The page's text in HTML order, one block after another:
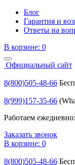
Блог
Гарантия и
Ответы на
В корзине: 0
Официальный сайт
8(800)505-48-66
8(999)157-35-66
Работаем
Заказать звонок
В корзине: 0
8(800)505-48-66